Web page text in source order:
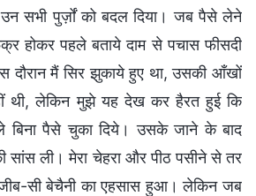
सभी पुर्ज़ों को बदल दिया। जब पैसे लेने
होकर पहले बताये दाम से पचास फीसदी
दौरान मैं सिर झुकाये हुए था, उसकी आँखों
थी, लेकिन मुझे यह देख कर हैरत हुई कि
बिना पैसे चुका दिये। उसके जाने के बाद
सांस ली। मेरा चेहरा और पीठ पसीने से तर
सी बेचैनी का एहसास हुआ। लेकिन जब